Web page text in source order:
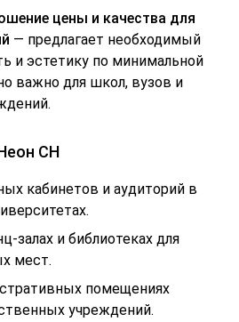
цены и качества для
— предлагает необходимый
и эстетику по минимальной
важно для школ, вузов и
СН
кабинетов и аудиторий в
залах и библиотеках для
мест.
помещениях
учреждений.